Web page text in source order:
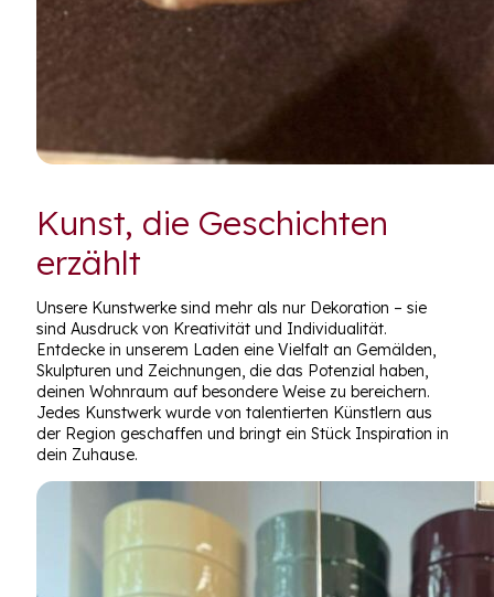
Kunst, die Geschichten
erzählt
Unsere Kunstwerke sind mehr als nur Dekoration – sie
sind Ausdruck von Kreativität und Individualität.
Entdecke in unserem Laden eine Vielfalt an Gemälden,
Skulpturen und Zeichnungen, die das Potenzial haben,
deinen Wohnraum auf besondere Weise zu bereichern.
Jedes Kunstwerk wurde von talentierten Künstlern aus
der Region geschaffen und bringt ein Stück Inspiration in
dein Zuhause.